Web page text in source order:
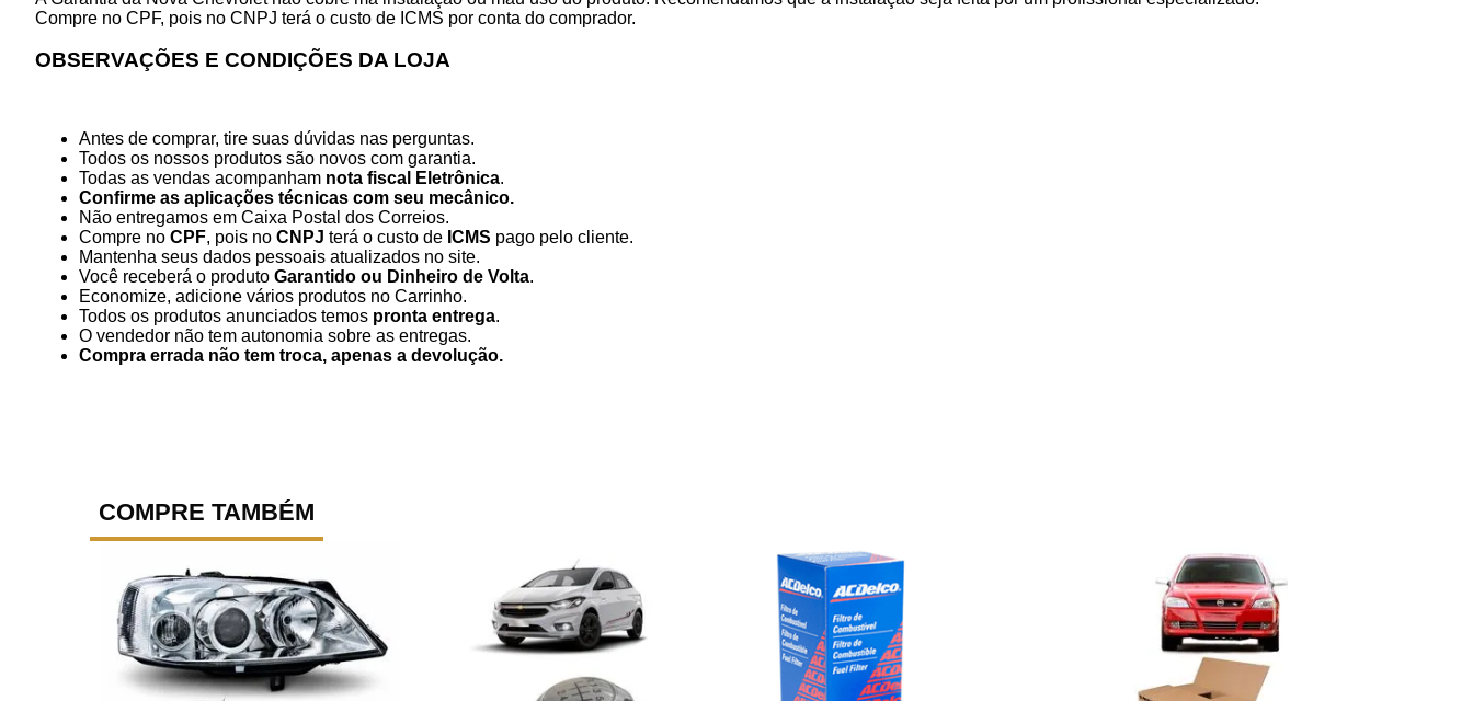
Compre no CPF, pois no CNPJ terá o custo de ICMS por conta do comprador.
OBSERVAÇÕES E CONDIÇÕES DA LOJA
Antes de comprar, tire suas dúvidas nas perguntas.
Todos os nossos produtos são novos com garantia.
Todas as vendas acompanham nota fiscal Eletrônica.
Confirme as aplicações técnicas com seu mecânico.
Não entregamos em Caixa Postal dos Correios.
Compre no CPF, pois no CNPJ terá o custo de ICMS pago pelo cliente.
Mantenha seus dados pessoais atualizados no site.
Você receberá o produto Garantido ou Dinheiro de Volta.
Economize, adicione vários produtos no Carrinho.
Todos os produtos anunciados temos pronta entrega.
O vendedor não tem autonomia sobre as entregas.
Compra errada não tem troca, apenas a devolução.
COMPRE TAMBÉM